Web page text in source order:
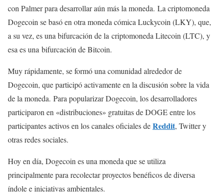
con Palmer para desarrollar aún más la moneda. La criptomoneda
Dogecoin se basó en otra moneda cómica Luckycoin (LKY), que,
a su vez, es una bifurcación de la criptomoneda Litecoin (LTC), y
esa es una bifurcación de Bitcoin.
Muy rápidamente, se formó una comunidad alrededor de
Dogecoin, que participó activamente en la discusión sobre la vida
de la moneda. Para popularizar Dogecoin, los desarrolladores
participaron en «distribuciones» gratuitas de DOGE entre los
participantes activos en los canales oficiales deReddit, Twitter y
otras redes sociales.
Hoy en día, Dogecoin es una moneda que se utiliza
principalmente para recolectar proyectos benéficos de diversa
índole e iniciativas ambientales.